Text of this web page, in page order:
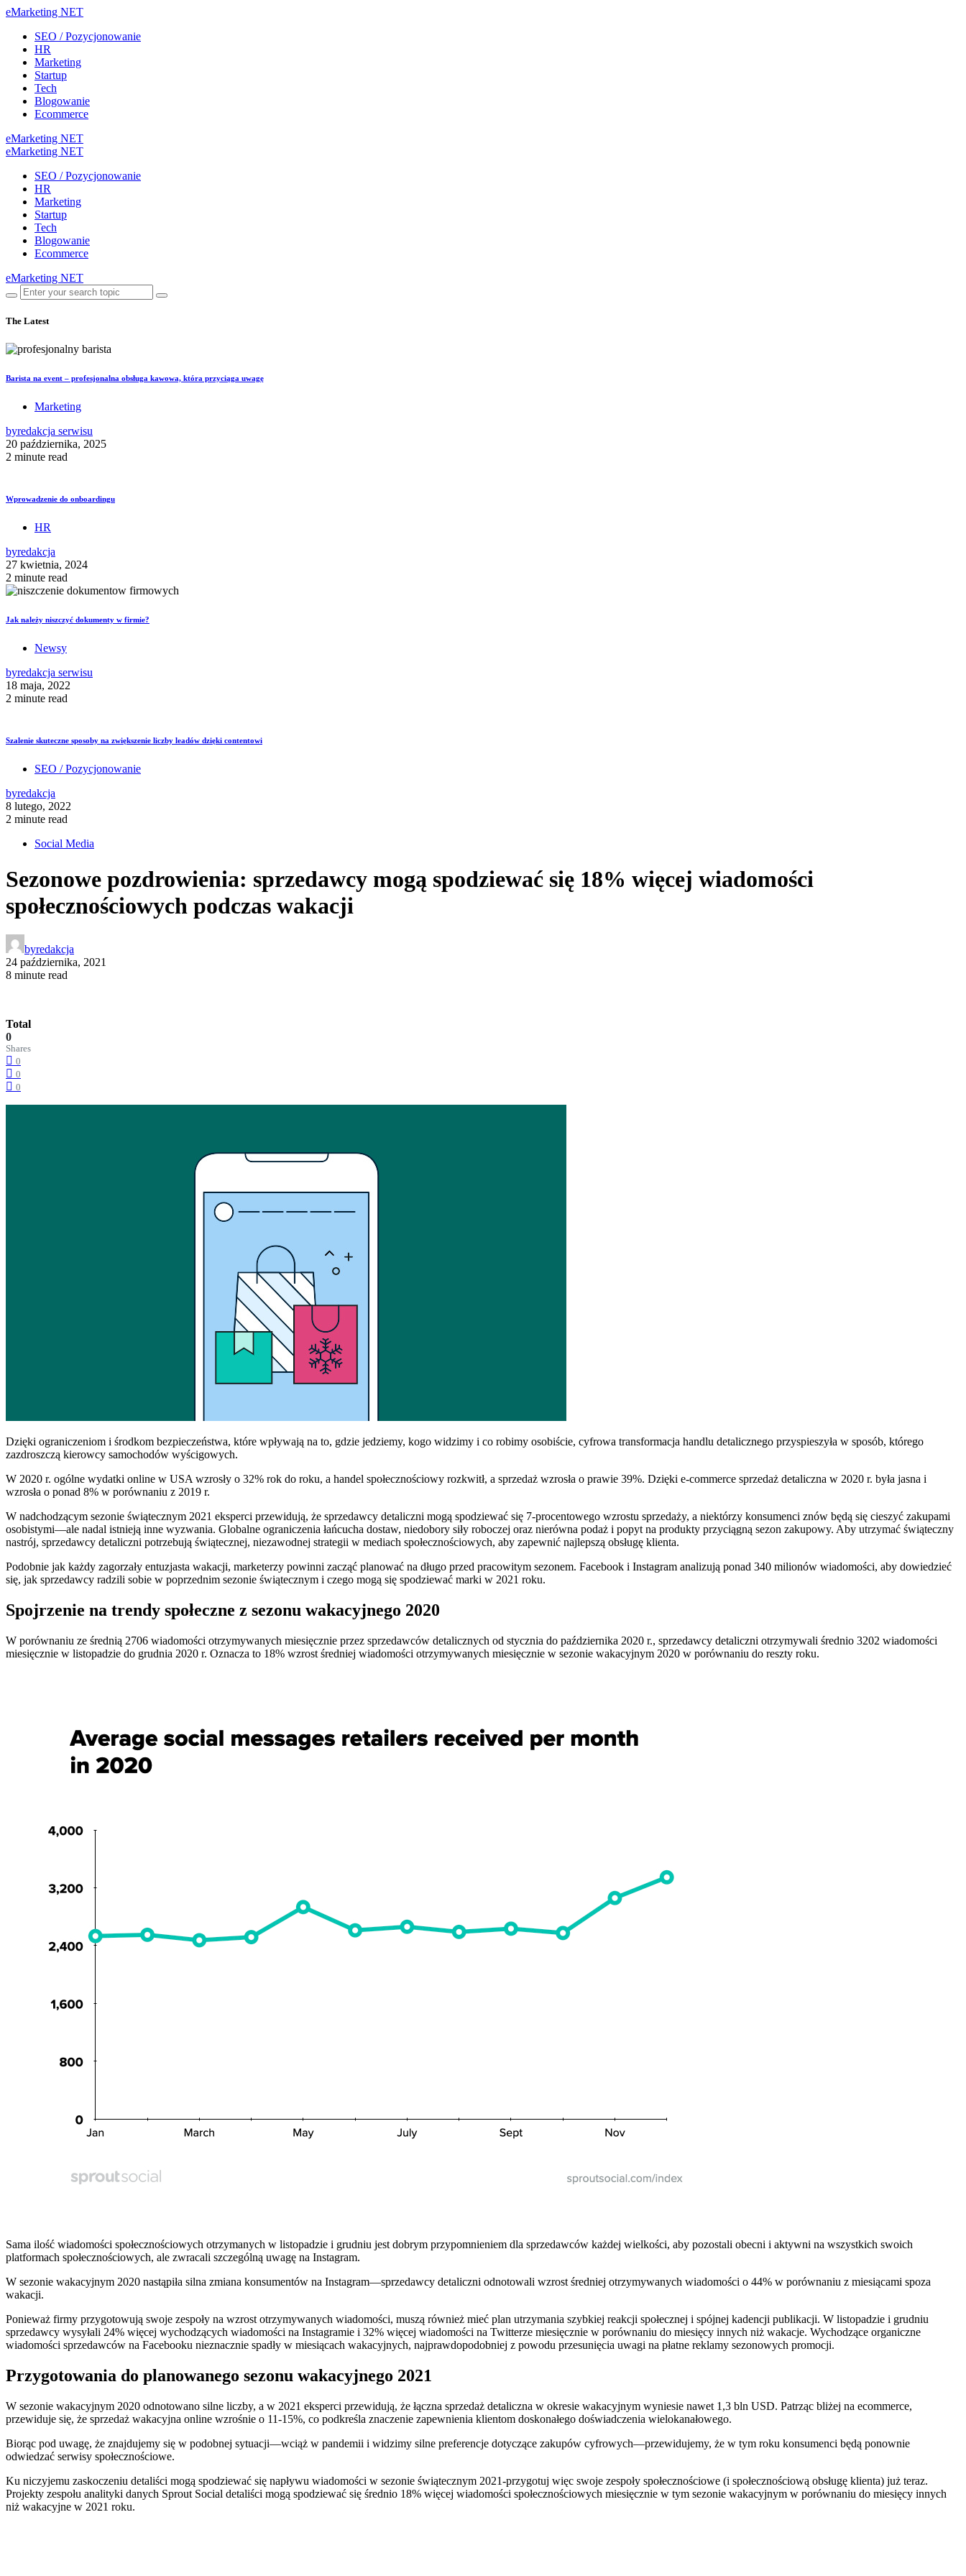
eMarketing NET
SEO / Pozycjonowanie
HR
Marketing
Startup
Tech
Blogowanie
Ecommerce
eMarketing NET
eMarketing NET
SEO / Pozycjonowanie
HR
Marketing
Startup
Tech
Blogowanie
Ecommerce
eMarketing NET
The Latest
Barista na event – profesjonalna obsługa kawowa, która przyciąga uwagę
Marketing
byredakcja serwisu
20 października, 2025
2 minute read
Wprowadzenie do onboardingu
HR
byredakcja
27 kwietnia, 2024
2 minute read
Jak należy niszczyć dokumenty w firmie?
Newsy
byredakcja serwisu
18 maja, 2022
2 minute read
Szalenie skuteczne sposoby na zwiększenie liczby leadów dzięki contentowi
SEO / Pozycjonowanie
byredakcja
8 lutego, 2022
2 minute read
Social Media
Sezonowe pozdrowienia: sprzedawcy mogą spodziewać się 18% więcej wiadomości
społecznościowych podczas wakacji
byredakcja
24 października, 2021
8 minute read
Total
0
Shares
0
0
0
Dzięki ograniczeniom i środkom bezpieczeństwa, które wpływają na to, gdzie jedziemy, kogo widzimy i co robimy osobiście, cyfrowa transformacja handlu detalicznego przyspieszyła w sposób, którego
zazdroszczą kierowcy samochodów wyścigowych.
W 2020 r. ogólne wydatki online w USA wzrosły o 32% rok do roku, a handel społecznościowy rozkwitł, a sprzedaż wzrosła o prawie 39%. Dzięki e-commerce sprzedaż detaliczna w 2020 r. była jasna i
wzrosła o ponad 8% w porównaniu z 2019 r.
W nadchodzącym sezonie świątecznym 2021 eksperci przewidują, że sprzedawcy detaliczni mogą spodziewać się 7-procentowego wzrostu sprzedaży, a niektórzy konsumenci znów będą się cieszyć zakupami
osobistymi—ale nadal istnieją inne wyzwania. Globalne ograniczenia łańcucha dostaw, niedobory siły roboczej oraz nierówna podaż i popyt na produkty przyciągną sezon zakupowy. Aby utrzymać świąteczny
nastrój, sprzedawcy detaliczni potrzebują świątecznej, niezawodnej strategii w mediach społecznościowych, aby zapewnić najlepszą obsługę klienta.
Podobnie jak każdy zagorzały entuzjasta wakacji, marketerzy powinni zacząć planować na długo przed pracowitym sezonem. Facebook i Instagram analizują ponad 340 milionów wiadomości, aby dowiedzieć
się, jak sprzedawcy radzili sobie w poprzednim sezonie świątecznym i czego mogą się spodziewać marki w 2021 roku.
Spojrzenie na trendy społeczne z sezonu wakacyjnego 2020
W porównaniu ze średnią 2706 wiadomości otrzymywanych miesięcznie przez sprzedawców detalicznych od stycznia do października 2020 r., sprzedawcy detaliczni otrzymywali średnio 3202 wiadomości
miesięcznie w listopadzie do grudnia 2020 r. Oznacza to 18% wzrost średniej wiadomości otrzymywanych miesięcznie w sezonie wakacyjnym 2020 w porównaniu do reszty roku.
Sama ilość wiadomości społecznościowych otrzymanych w listopadzie i grudniu jest dobrym przypomnieniem dla sprzedawców każdej wielkości, aby pozostali obecni i aktywni na wszystkich swoich
platformach społecznościowych, ale zwracali szczególną uwagę na Instagram.
W sezonie wakacyjnym 2020 nastąpiła silna zmiana konsumentów na Instagram—sprzedawcy detaliczni odnotowali wzrost średniej otrzymywanych wiadomości o 44% w porównaniu z miesiącami spoza
wakacji.
Ponieważ firmy przygotowują swoje zespoły na wzrost otrzymywanych wiadomości, muszą również mieć plan utrzymania szybkiej reakcji społecznej i spójnej kadencji publikacji. W listopadzie i grudniu
sprzedawcy wysyłali 24% więcej wychodzących wiadomości na Instagramie i 32% więcej wiadomości na Twitterze miesięcznie w porównaniu do miesięcy innych niż wakacje. Wychodzące organiczne
wiadomości sprzedawców na Facebooku nieznacznie spadły w miesiącach wakacyjnych, najprawdopodobniej z powodu przesunięcia uwagi na płatne reklamy sezonowych promocji.
Przygotowania do planowanego sezonu wakacyjnego 2021
W sezonie wakacyjnym 2020 odnotowano silne liczby, a w 2021 eksperci przewidują, że łączna sprzedaż detaliczna w okresie wakacyjnym wyniesie nawet 1,3 bln USD. Patrząc bliżej na ecommerce,
przewiduje się, że sprzedaż wakacyjna online wzrośnie o 11-15%, co podkreśla znaczenie zapewnienia klientom doskonałego doświadczenia wielokanałowego.
Biorąc pod uwagę, że znajdujemy się w podobnej sytuacji—wciąż w pandemii i widzimy silne preferencje dotyczące zakupów cyfrowych—przewidujemy, że w tym roku konsumenci będą ponownie
odwiedzać serwisy społecznościowe.
Ku niczyjemu zaskoczeniu detaliści mogą spodziewać się napływu wiadomości w sezonie świątecznym 2021-przygotuj więc swoje zespoły społecznościowe (i społecznościową obsługę klienta) już teraz.
Projekty zespołu analityki danych Sprout Social detaliści mogą spodziewać się średnio 18% więcej wiadomości społecznościowych miesięcznie w tym sezonie wakacyjnym w porównaniu do miesięcy innych
niż wakacyjne w 2021 roku.